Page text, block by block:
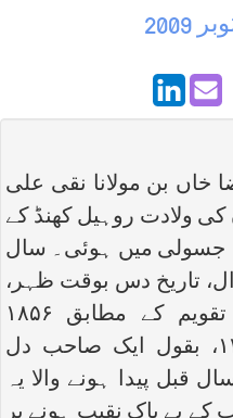
2009
خاں بن مولانا نقی علی
ولادت روہیل کھنڈ کے
جسولی میں ہوئی۔ سال
شوال، تاریخ دس بوقت ظہر،
روز چہار شنبہ، انگریزی تقویم کے مطابق ۱۸۵۶
عیسوی، ماہ جون، تاریخ ۱۴، بقول ایک صاحب دل
قبل پیدا ہونے والا یہ